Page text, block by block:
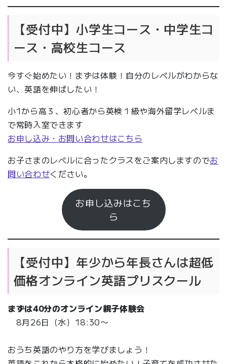
【受付中】小学生コース・中学生コ
ース・高校生コース
今すぐ始めたい！まずは体験！自分のレベルがわからな
い、英語を伸ばしたい！
小1から高３、初心者から英検１級や海外留学レベルま
で常時入室できます
お申し込み・お問い合わせはこちら
お子さまのレベルに合ったクラスをご案内しますのでお
問い合わせください。
お申し込みはこち
ら
【受付中】年少から年長さんは超低
価格オンライン英語プリスクール
まずは40分のオンライン親子体験会
8月26日（水）18:30〜
おうち英語のやり方を学びましょう！